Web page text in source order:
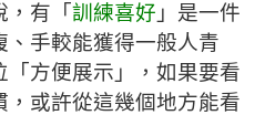
有「 訓練喜好 」是一件
手較能獲得一般人青
「方便展示」，如果要看
，或許從這幾個地方能看